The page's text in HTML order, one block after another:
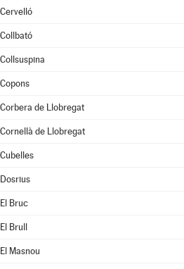
Cervelló
Collbató
Collsuspina
Copons
Corbera de Llobregat
Cornellà de Llobregat
Cubelles
Dosrius
El Bruc
El Brull
El Masnou